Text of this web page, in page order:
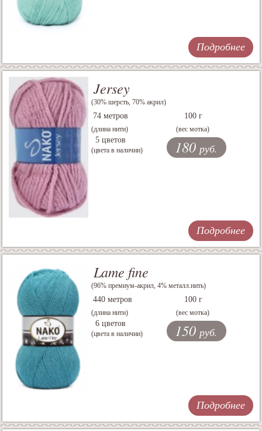
Подробнее
Jersey
(30% шерсть, 70% акрил)
74 метров
(длина нити)
100 г
(вес мотка)
5 цветов
(цвета в наличии) 180 руб.
Подробнее
Lame fine
(96% премиум-акрил, 4% металл.нить)
440 метров
(длина нити)
100 г
(вес мотка)
6 цветов
(цвета в наличии) 150 руб.
Подробнее